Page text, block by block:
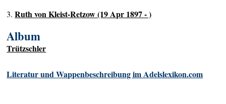
3.Ruth von Kleist-Retzow (19 Apr 1897 - )
Album
Trützschler
Literatur und Wappenbeschreibung im Adelslexikon.com